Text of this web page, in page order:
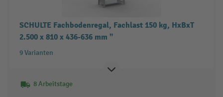
SCHULTE Fachbodenregal, Fachlast 150 kg, HxBxT
2.500 x 810 x 436-636 mm "
9 Varianten
8 Arbeitstage